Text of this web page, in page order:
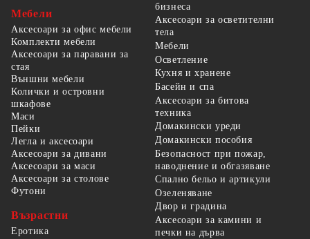
Мебели
Аксесоари за офис мебели
Комплекти мебели
Аксесоари за паравани за
стая
Външни мебели
Колички и островни
шкафове
Маси
Пейки
Легла и аксесоари
Аксесоари за дивани
Аксесоари за маси
Аксесоари за столове
Футони
Възрастни
Еротика
бизнеса
Аксесоари за осветителни
тела
Мебели
Осветление
Кухня и хранене
Басейн и спа
Аксесоари за битова
техника
Домакински уреди
Домакински пособия
Безопасност при пожар,
наводнение и обгазяване
Спално бельо и артикули
Озеленяване
Двор и градина
Аксесоари за камини и
печки на дърва